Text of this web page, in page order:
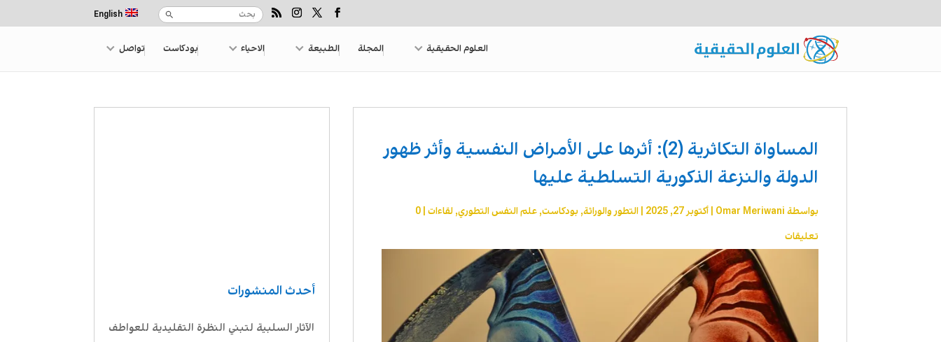
English
العلوم الحقيقية المجلة الطبيعة الاحياء بودكاست تواصل
أحدث المنشورات
الآثار السلبية لتبني النظرة التقليدية للعواطف
المساواة التكاثرية (2): أثرها على الأمراض النفسية وأثر ظهور
الدولة والنزعة الذكورية التسلطية عليها
بواسطة Omar Meriwani
|أكتوبر 27, 2025 |التطور والوراثة,بودكاست,علم النفس التطوري,لقاءات |
0
تعليقات